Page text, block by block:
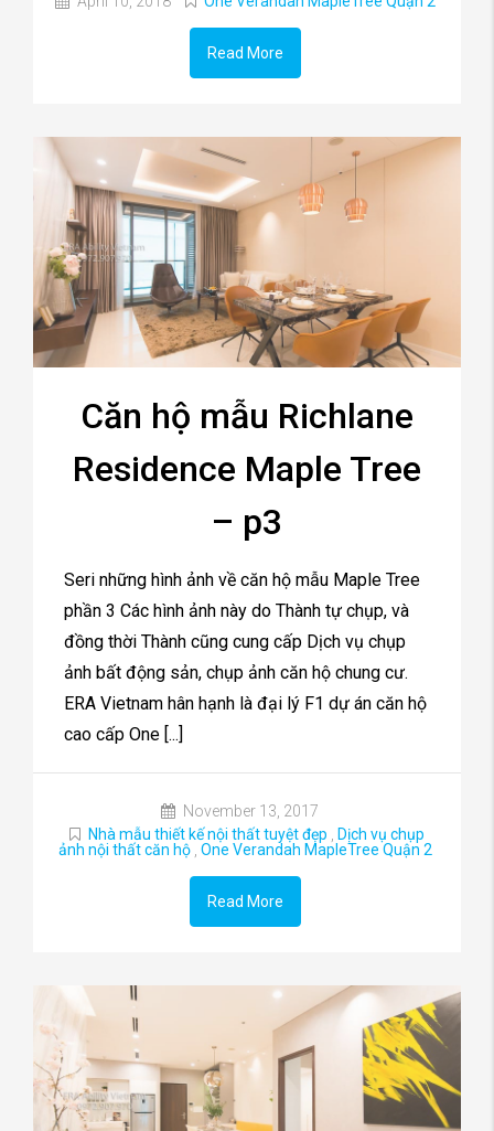
Read More
Căn hộ mẫu Richlane
Residence Maple Tree
– p3
Seri những hình ảnh về căn hộ mẫu Maple Tree
phần 3 Các hình ảnh này do Thành tự chụp, và
đồng thời Thành cũng cung cấp Dịch vụ chụp
ảnh bất động sản, chụp ảnh căn hộ chung cư.
ERA Vietnam hân hạnh là đại lý F1 dự án căn hộ
cao cấp One [...]
November 13, 2017
Nhà mẫu thiết kế nội thất tuyệt đẹp
Dịch vụ chụp
ảnh nội thất căn hộ One Verandah MapleTree Quận 2
Read More